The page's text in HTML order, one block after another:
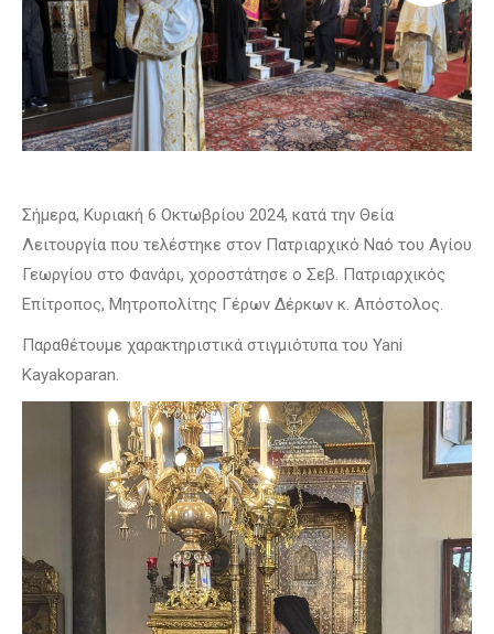
Σήμερα, Κυριακή 6 Οκτωβρίου 2024, κατά την Θεία
Λειτουργία που τελέστηκε στον Πατριαρχικό Ναό του Αγίου
Γεωργίου στο Φανάρι, χοροστάτησε ο Σεβ. Πατριαρχικός
Επίτροπος, Μητροπολίτης Γέρων Δέρκων κ. Απόστολος.
Παραθέτουμε χαρακτηριστικά στιγμιότυπα του Yani
Kayakoparan.